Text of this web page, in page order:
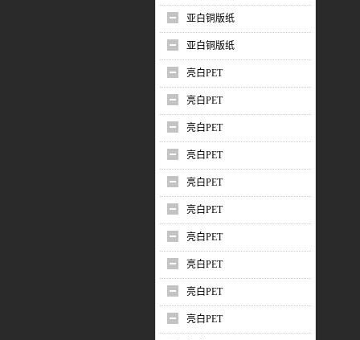
亚白铜版纸
亚白铜版纸
亮白PET
亮白PET
亮白PET
亮白PET
亮白PET
亮白PET
亮白PET
亮白PET
亮白PET
亮白PET